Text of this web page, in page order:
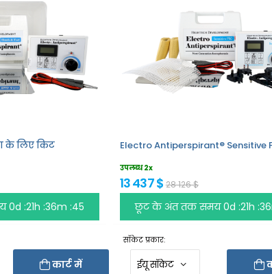
के लिए किट
0d :21h :36m :45
कार्ट में
Electro Antiperspirant® Sensitive
उपलब्ध 2x
13 437 $ 28 126 $
छूट के अंत तक समय0d :21h
सॉकेट प्रकार: